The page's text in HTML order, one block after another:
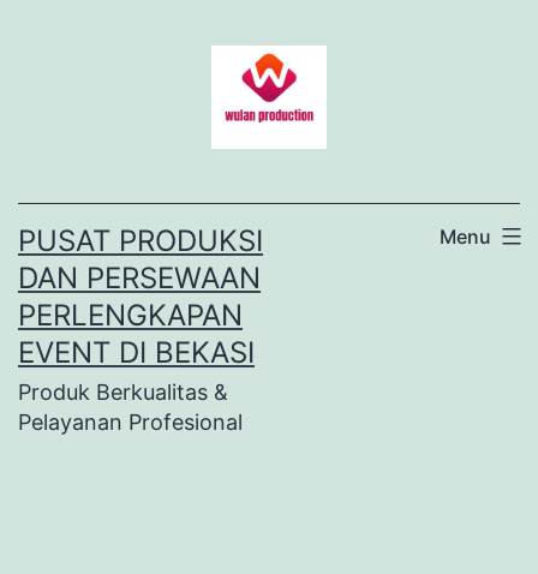
PUSAT PRODUKSI
DAN PERSEWAAN
PERLENGKAPAN
EVENT DI BEKASI
Produk Berkualitas &
Pelayanan Profesional
Menu